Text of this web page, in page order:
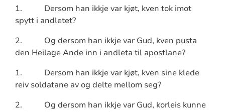
1.
Dersom han ikkje var kjøt, kven tok imot
spytt i andletet?
2.
Og dersom han ikkje var Gud, kven pusta
den Heilage Ande inn i andleta til apostlane?
1.
Dersom han ikkje var kjøt, kven sine klede
reiv soldatane av og delte mellom seg?
2.
Og dersom han ikkje var Gud, korleis kunne